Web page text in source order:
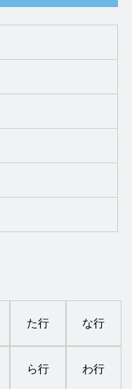
た行 な行
ら行 わ行